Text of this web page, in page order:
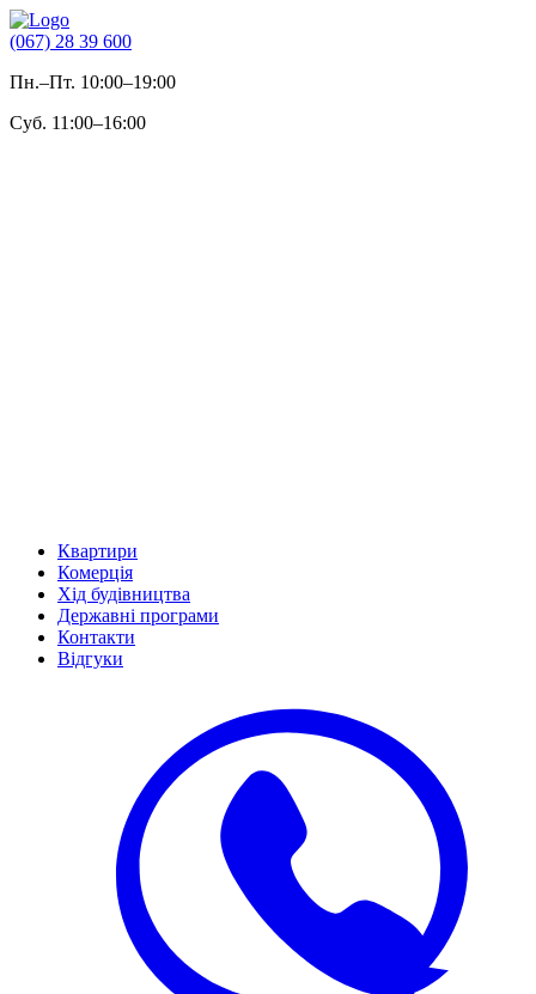
(067) 28 39 600
Пн.–Пт. 10:00–19:00
Суб. 11:00–16:00
Квартири
Комерція
Хід будівництва
Державні програми
Контакти
Відгуки